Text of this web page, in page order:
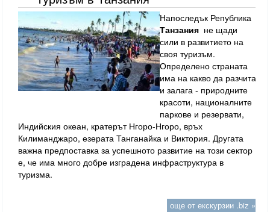
Напоследък Република
Танзания не щади
сили в развитието на
своя туризъм.
Определено страната
има на какво да разчита
и залага - природните
красоти, националните
паркове и резервати,
Индийския океан, кратерът Нгоро-Нгоро, връх
Килиманджаро, езерата Танганайка и Виктория. Другата
важна предпоставка за успешното развитие на този сектор
е, че има много добре изградена инфраструктура в
туризма.
още от екскурзии .biz »